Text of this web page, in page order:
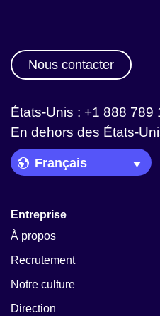
Nous contacter
États-Unis : +1 888 789
En dehors des États-
Language Picker
Entreprise
À propos
Recrutement
Notre culture
Direction